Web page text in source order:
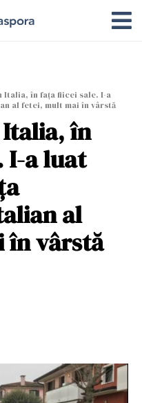
Italia, în fața fiicei sale. I-a
al fetei, mult mai în vârstă
în
I-a luat
al
în vârstă